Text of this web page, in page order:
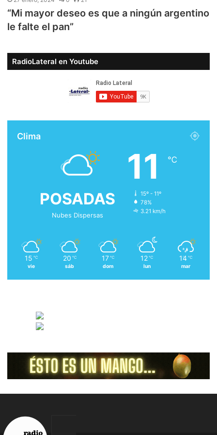
“Mi mayor deseo es que a ningún argentino
le falte el pan”
RadioLateral en Youtube
Clima
POSADAS
Nubes Dispersas
11 ℃
15º - 11º
78%
3.21 km/h
15 ℃
vie
20 ℃
sáb
17 ℃
dom
12 ℃
lun
14 ℃
mar